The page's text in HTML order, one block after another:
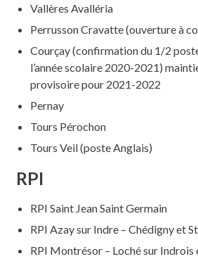
Vallères Avalléria
Perrusson Cravatte (ouverture à
Courçay (confirmation du 1/2
l’année scolaire 2020-2021)
provisoire pour 2021-2022
Pernay
Tours Pérochon
Tours Veil (poste Anglais)
RPI
RPI Saint Jean Saint Germain
RPI Azay sur Indre – Chédigny et
RPI Montrésor – Loché sur